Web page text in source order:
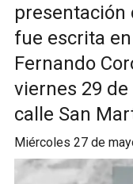
presentación
fue escrita
Fernando
viernes 29
calle San
miércoles 27 de